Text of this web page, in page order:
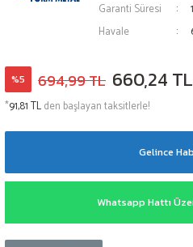
Garanti Süresi
Havale
%5 694,99 TL 660,24 TL
*91,81 TLden başlayan taksitlerle!
Gelince
Whatsapp Hattı